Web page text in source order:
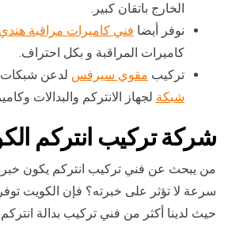
الخارج باتقان كبير.
نوفر أيضا فني كاميرات مراقبة هندي
كاميرات المراقبة و بكل احتراف.
تركيب مقوي سيرفس لدعن شبكات
شبكة لجهاز الانتركم والبدالات
شركة تركيب انتركم
من يبحث عن فني تركيب انتركم يكون
سرعة لا تؤثر على خبرته؟ فإن الكويت
حيث لدينا أكثر من فني تركيب بدالة